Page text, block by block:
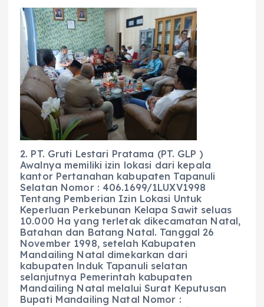
2. PT. Gruti Lestari Pratama (PT. GLP )
Awalnya memiliki izin lokasi dari kepala
kantor Pertanahan kabupaten Tapanuli
Selatan Nomor : 406.1699/1LUXV1998
Tentang Pemberian Izin Lokasi Untuk
Keperluan Perkebunan Kelapa Sawit seluas
10.000 Ha yang terletak dikecamatan Natal,
Batahan dan Batang Natal. Tanggal 26
November 1998, setelah Kabupaten
Mandailing Natal dimekarkan dari
kabupaten lnduk Tapanuli selatan
selanjutnya Pemerintah kabupaten
Mandailing Natal melalui Surat Keputusan
Bupati Mandailing Natal Nomor :